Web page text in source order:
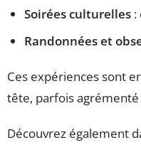
Soirées culturelles :
Randonnées et
Ces expériences sont
tête, parfois agrémenté
Découvrez également